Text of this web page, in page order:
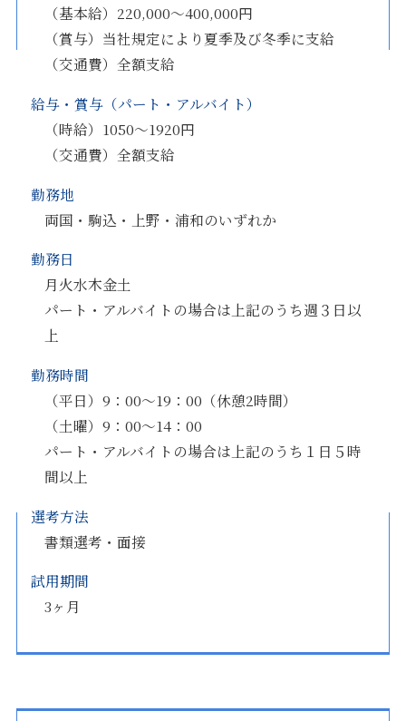
（基本給）220,000～400,000円
（賞与）当社規定により夏季及び冬季に支給
（交通費）全額支給
給与・賞与（パート・アルバイト）
（時給）1050～1920円
（交通費）全額支給
勤務地
両国・駒込・上野・浦和のいずれか
勤務日
月火水木金土
パート・アルバイトの場合は上記のうち週３日以
上
勤務時間
（平日）9：00～19：00（休憩2時間）
（土曜）9：00～14：00
パート・アルバイトの場合は上記のうち１日５時
間以上
選考方法
書類選考・面接
試用期間
3ヶ月